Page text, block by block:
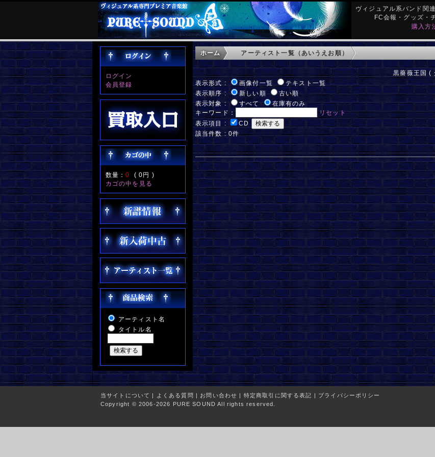
ヴィジュアル系バンド関
FC会報・グッズ・
購入方
ログイン
会員登録
数量：0 (0円 )
カゴの中を見る
アーティスト名
タイトル名
ホーム アーティスト一覧（あいうえお順）
黒薔薇王国 (
表示形式 :
画像付一覧
テキスト一覧
表示順序 :
新しい順
古い順
表示対象 :
すべて
在庫有のみ
キーワード：
リセット
表示項目 :
CD
該当件数 : 0件
当サイトについて | よくある質問 | お問い合わせ | 特定商取引に関する表記 | プライバシーポリシー
Copyright © 2006-2026 PURE SOUND All rights reserved.